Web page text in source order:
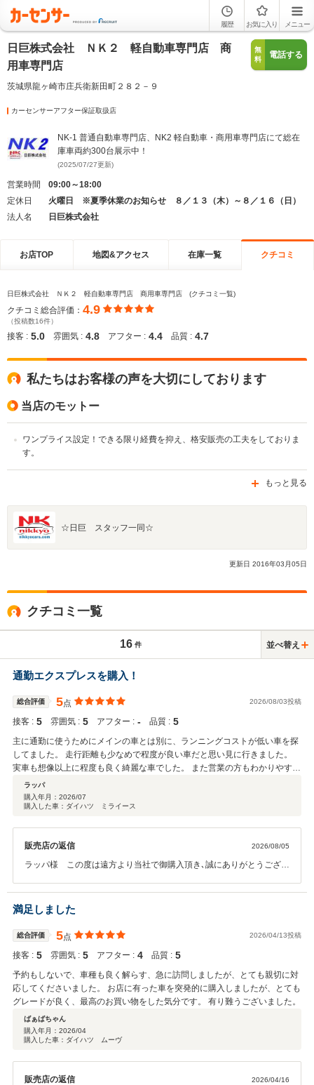
履歴 お気に入り メニュー
日巨株式会社 ＮＫ２ 軽自動車専門店 商
用車専門店
茨城県龍ヶ崎市庄兵衛新田町２８２－９
無
料
電話する
カーセンサーアフター保証取扱店
NK-1 普通自動車専門店、NK2 軽自動車・商用車専門店にて総在
庫車両約300台展示中！
(2025/07/27更新)
営業時間
09:00～18:00
定休日
火曜日 ※夏季休業のお知らせ ８／１３（木）～８／１６（日）
法人名
日巨株式会社
お店TOP 地図&アクセス 在庫一覧 クチコミ
日巨株式会社 ＮＫ２ 軽自動車専門店 商用車専門店 (クチコミ一覧)
クチコミ総合評価： 4.9
（投稿数16件）
接客 : 5.0 雰囲気 : 4.8 アフター : 4.4 品質 : 4.7
私たちはお客様の声を大切にしております
当店のモットー
ワンプライス設定！できる限り経費を抑え、格安販売の工夫をしておりま
す。
もっと見る
☆日巨 スタッフ一同☆
更新日 2016年03 月05日
クチコミ一覧
16 件 並べ替え
通勤エクスプレスを購入！
総合評価 5点 2026/08/03投稿
接客 : 5 雰囲気 : 5 アフター : ‐ 品質 : 5
主に通勤に使うためにメインの車とは別に、ランニングコストが低い車を探
してました。 走行距離も少なめで程度が良い車だと思い見に行きました。
実車も想像以上に程度も良く綺麗な車でした。 また営業の方もわかりやすく
親切に対応して頂き、安心して購入できました。 納車後の車も調子良いで
す！
ラッパ
購入年月： 2026/07
購入した車：ダイハツ ミライース
販売店の返信 2026/08/05
ラッパ様 この度は遠方より当社で御購入頂き､誠にありがとうござい
のことで何かお困りの際は、お気軽に御相談下さい。今後とも､どうぞ
よろしくお願いいたします。
満足しました
総合評価 5点 2026/04/13投稿
接客 : 5 雰囲気 : 5 アフター : 4 品質 : 5
予約もしないで、車種も良く解らす、急に訪問しましたが、とても親切に対
応してくださいました。 お店に有った車を突発的に購入しましたが、とても
グレードが良く、最高のお買い物をした気分です。 有り難うございました。
ばぁばちゃん
購入年月： 2026/04
購入した車：ダイハツ ムーヴ
販売店の返信 2026/04/16